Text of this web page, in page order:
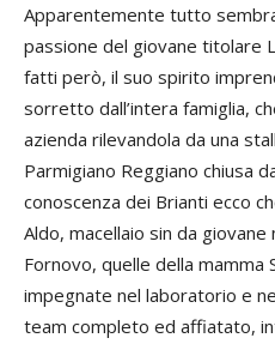
Apparentemente tutto
passione del giovane titolare
fatti però, il suo spirito
sorretto dall’intera famiglia,
azienda rilevandola da una
Parmigiano Reggiano chiusa
conoscenza dei Brianti ecco
Aldo, macellaio sin da
Fornovo, quelle della mamma
impegnate nel laboratorio e
team completo ed affiatato,